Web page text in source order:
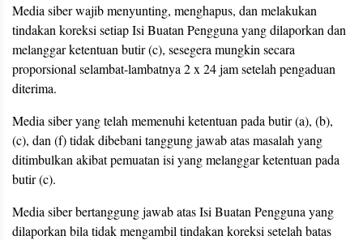
Media siber wajib menyunting, menghapus, dan melakukan
tindakan koreksi setiap Isi Buatan Pengguna yang dilaporkan dan
melanggar ketentuan butir (c), sesegera mungkin secara
proporsional selambat-lambatnya 2 x 24 jam setelah pengaduan
diterima.
Media siber yang telah memenuhi ketentuan pada butir (a), (b),
(c), dan (f) tidak dibebani tanggung jawab atas masalah yang
ditimbulkan akibat pemuatan isi yang melanggar ketentuan pada
butir (c).
Media siber bertanggung jawab atas Isi Buatan Pengguna yang
dilaporkan bila tidak mengambil tindakan koreksi setelah batas